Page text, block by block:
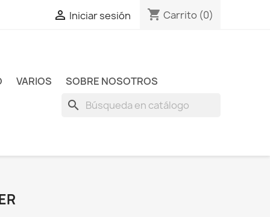
 Iniciar sesión shopping_cart Carrito (0)
VARIOS SOBRE NOSOTROS
search